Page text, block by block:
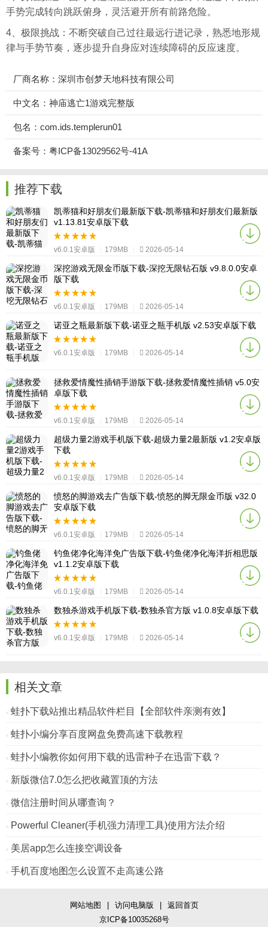
手势完成转向跳跃俯身，灵活避开所有前路危险。
4、极限挑战：不断突破自己过往最远行进记录，熟悉地形规
律与手势节奏，逐步提升自身应对连续障碍的反应速度。
厂商名称：深圳市创梦天地科技有限公司
中文名：神庙逃亡1游戏完整版
包名：com.ids.templerun01
备案号：粤ICP备13029562号-41A
推荐下载
凯蒂猫和好朋友们最新版下载-凯蒂猫和好朋友们最新版
v1.13.81安卓版下载
v6.0.1安卓版 179MB 2026-05-14
深挖游戏无限金币版下载-深挖无限钻石版 v9.8.0.0安卓
版下载
v6.0.1安卓版 179MB 2026-05-14
诺亚之瓶最新版下载-诺亚之瓶手机版 v2.53安卓版下载
v6.0.1安卓版 179MB 2026-05-14
拯救爱情魔性插销手游版下载-拯救爱情魔性插销 v5.0安
卓版下载
v6.0.1安卓版 179MB 2026-05-14
超级力量2游戏手机版下载-超级力量2最新版 v1.2安卓版
下载
v6.0.1安卓版 179MB 2026-05-14
愤怒的脚游戏去广告版下载-愤怒的脚无限金币版 v32.0
安卓版下载
v6.0.1安卓版 179MB 2026-05-14
钓鱼佬净化海洋免广告版下载-钓鱼佬净化海洋折相思版
v1.1.2安卓版下载
v6.0.1安卓版 179MB 2026-05-14
数独杀游戏手机版下载-数独杀官方版 v1.0.8安卓版下载
v6.0.1安卓版 179MB 2026-05-14
相关文章
蛙扑下载站推出精品软件栏目【全部软件亲测有效】
蛙扑小编分享百度网盘免费高速下载教程
蛙扑小编教你如何用下载的迅雷种子在迅雷下载？
新版微信7.0怎么把收藏置顶的方法
微信注册时间从哪查询？
Powerful Cleaner(手机强力清理工具)使用方法介绍
美居app怎么连接空调设备
手机百度地图怎么设置不走高速公路
网站地图 访问电脑版
返回首页
京ICP备10035268号